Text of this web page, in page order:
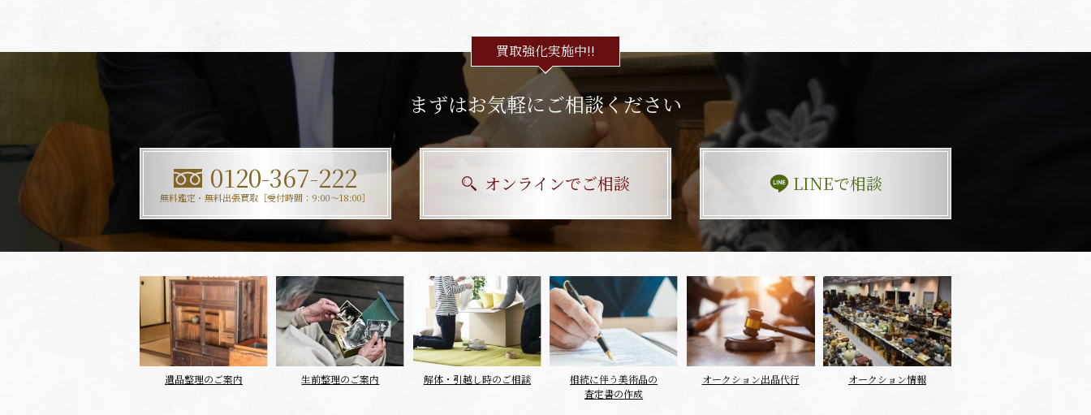
買取強化実施中!!
まずはお気軽にご相談ください
0120-367-222
無料鑑定・無料出張買取［受付時間：9:00〜18:00］
オンラインでご相談 LINEで相談
遺品整理のご案内 生前整理のご案内 解体・引越し時のご相談
相続に伴う美術品の
査定書の作成
オークション出品代行 オークション情報